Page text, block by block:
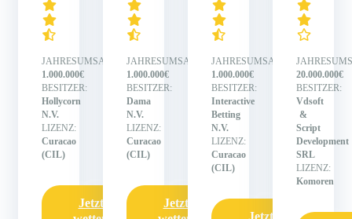
JAHRESUMSATZ:
1.000.000€
BESITZER:
Hollycorn
N.V.
LIZENZ:
Curacao
(CIL)
Jetzt
JAHRESUMSATZ:
1.000.000€
BESITZER:
Dama
N.V.
LIZENZ:
Curacao
(CIL)
Jetzt
JAHRESUMSATZ:
1.000.000€
BESITZER:
Interactive
Betting
N.V.
LIZENZ:
Curacao
(CIL)
Jetzt
20.000.000€
BESITZER:
Vdsoft
&
Script
Development
SRL
LIZENZ:
Komoren